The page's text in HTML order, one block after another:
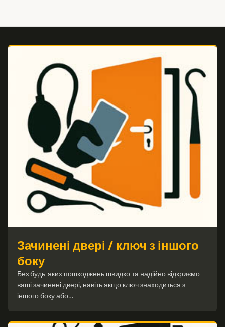
Зачинені двері / ключ з іншого
боку
Без будь-яких пошкоджень швидко та надійно відкриємо
ваші зачинені двері, навіть якщо ключ знаходиться з
іншого боку або…